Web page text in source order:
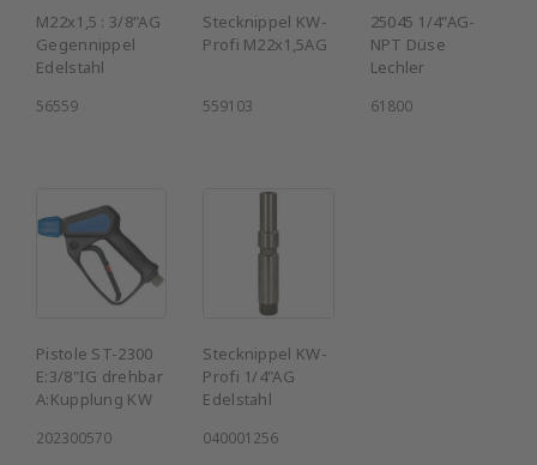
M22x1,5 : 3/8"AG
Gegennippel
Edelstahl
56559
Stecknippel KW-
Profi M22x1,5AG
559103
25045 1/4"AG-
NPT Düse
Lechler
61800
Pistole ST-2300
E:3/8"IG drehbar
A:Kupplung KW
202300570
Stecknippel KW-
Profi 1/4"AG
Edelstahl
040001256